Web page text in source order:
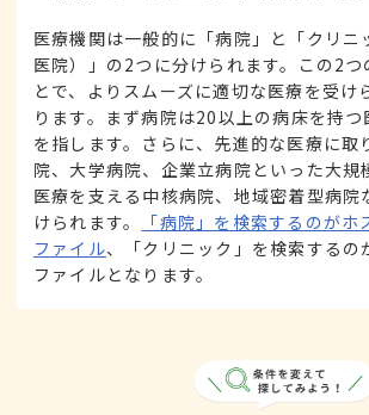
医療機関は一般的に「病院」と「クリニ
医院）」の2つに分けられます。この2つ
とで、よりスムーズに適切な医療を受け
ります。まず病院は20以上の病床を持つ
を指します。さらに、先進的な医療に取
院、大学病院、企業立病院といった大規
医療を支える中核病院、地域密着型病院
けられます。
「病院」を検索するのがホ
ファイル、「クリニック」を検索するの
ファイルとなります。